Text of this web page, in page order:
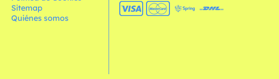
Sitemap
Quiénes somos